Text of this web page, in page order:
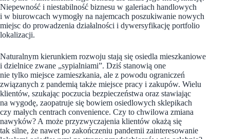
Niepewność i niestabilność biznesu w galeriach handlowych
i w biurowcach wymogły na najemcach poszukiwanie nowych
miejsc do prowadzenia działalności i dywersyfikację portfolio
lokalizacji.
Naturalnym kierunkiem rozwoju stają się osiedla mieszkaniowe
i dzielnice zwane „sypialniami”. Dziś stanowią one
nie tylko miejsce zamieszkania, ale z powodu ograniczeń
związanych z pandemią także miejsce pracy i zakupów. Wielu
klientów, szukając poczucia bezpieczeństwa oraz stawiając
na wygodę, zaopatruje się bowiem osiedlowych sklepikach
czy małych centrach convenience. Czy to chwilowa zmiana
nawyków? A może przyzwyczajenia klientów okażą się
tak silne, że nawet po zakończeniu pandemii zainteresowanie